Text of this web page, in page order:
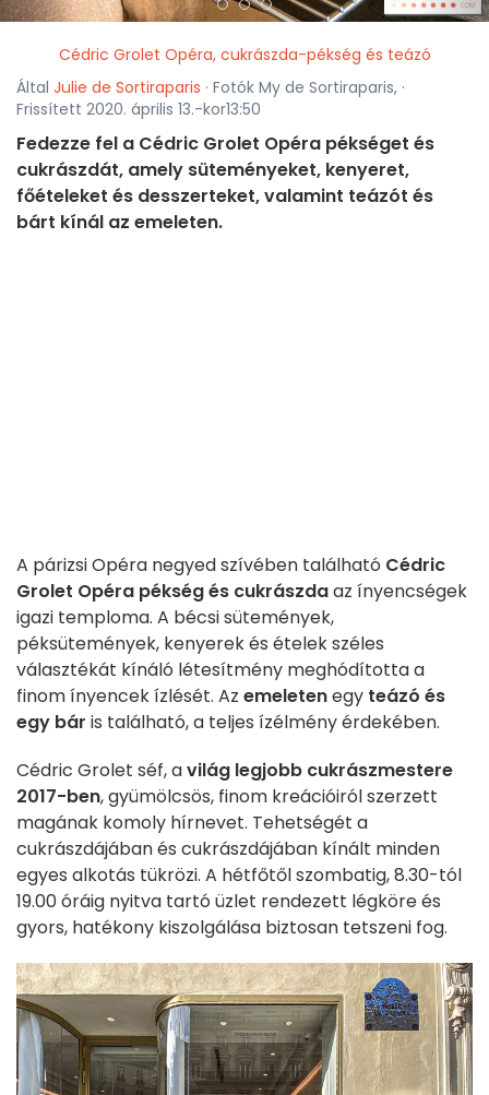
Cédric Grolet Opéra, cukrászda-pékség és teázó
Által Julie de Sortiraparis · Fotók My de Sortiraparis, ·
Frissített 2020. április 13.-kor13:50
Fedezze fel a Cédric Grolet Opéra pékséget és
cukrászdát, amely süteményeket, kenyeret,
főételeket és desszerteket, valamint teázót és
bárt kínál az emeleten.
A párizsi Opéra negyed szívében található Cédric
Grolet Opéra pékség és cukrászdaaz ínyencségek
igazi temploma. A bécsi sütemények,
péksütemények, kenyerek és ételek széles
választékát kínáló létesítmény meghódította a
finom ínyencek ízlését. Az emeletenegy teázó és
egy bár is található, a teljes ízélmény érdekében.
Cédric Grolet séf, avilág legjobb cukrászmestere
2017-ben, gyümölcsös, finom kreációiról szerzett
magának komoly hírnevet. Tehetségét a
cukrászdájában és cukrászdájában kínált minden
egyes alkotás tükrözi. A hétfőtől szombatig, 8.30-tól
19.00 óráig nyitva tartó üzlet rendezett légköre és
gyors, hatékony kiszolgálása biztosan tetszeni fog.